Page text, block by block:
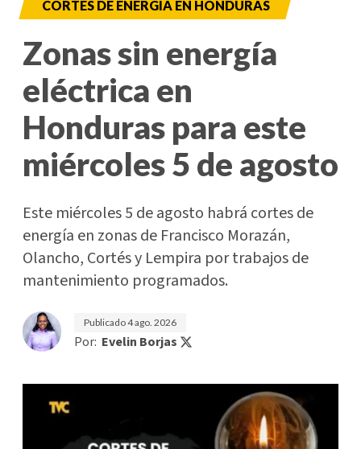
CORTES DE ENERGÍA EN HONDURAS
Zonas sin energía
eléctrica en
Honduras para este
miércoles 5 de agosto
Este miércoles 5 de agosto habrá cortes de
energía en zonas de Francisco Morazán,
Olancho, Cortés y Lempira por trabajos de
mantenimiento programados.
Publicado4 ago. 2026
Por: Evelin Borjas